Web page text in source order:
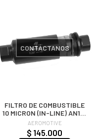
CONTÁCTANOS
FILTRO DE COMBUSTIBLE
10 MICRON (IN-LINE) AN10 |
AEROMOTIVE
AEROMOTIVE
$ 145.000